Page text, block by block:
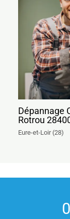
Dépannage
Rotrou
Eure-et-Loir (28)